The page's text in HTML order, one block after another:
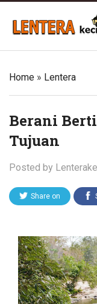
Home » Lentera
Berani
Tujuan
Posted by
Share on